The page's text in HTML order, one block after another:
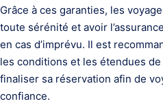
Grâce à ces garanties, les
toute sérénité et avoir
en cas d’imprévu. Il est
les conditions et les étendues
finaliser sa réservation afin de
confiance.